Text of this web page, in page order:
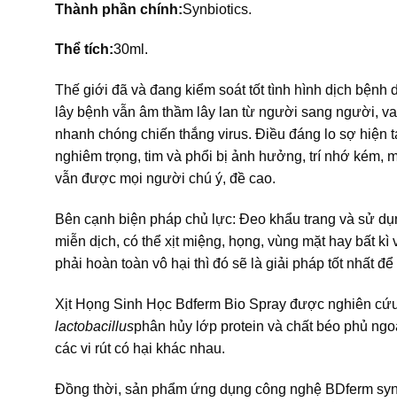
Thành phần chính:Synbiotics.
Thể tích:30ml.
Thế giới đã và đang kiểm soát tốt tình hình dịch bệnh
lây bệnh vẫn âm thầm lây lan từ người sang người,
nhanh chóng chiến thắng virus. Điều đáng lo sợ hiện
nghiêm trọng, tim và phổi bị ảnh hưởng, trí nhớ kém,
vẫn được mọi người chú ý, đề cao.
Bên cạnh biện pháp chủ lực: Đeo khẩu trang và sử
miễn dịch, có thể xịt miệng, họng, vùng mặt hay bất
phải hoàn toàn vô hại thì đó sẽ là giải pháp tốt nhất
Xịt Họng Sinh Học Bdferm Bio Spray được nghiên
lactobacillusphân hủy lớp protein và chất béo phủ
các vi rút có hại khác nhau.
Đồng thời, sản phẩm ứng dụng công nghệ BDferm